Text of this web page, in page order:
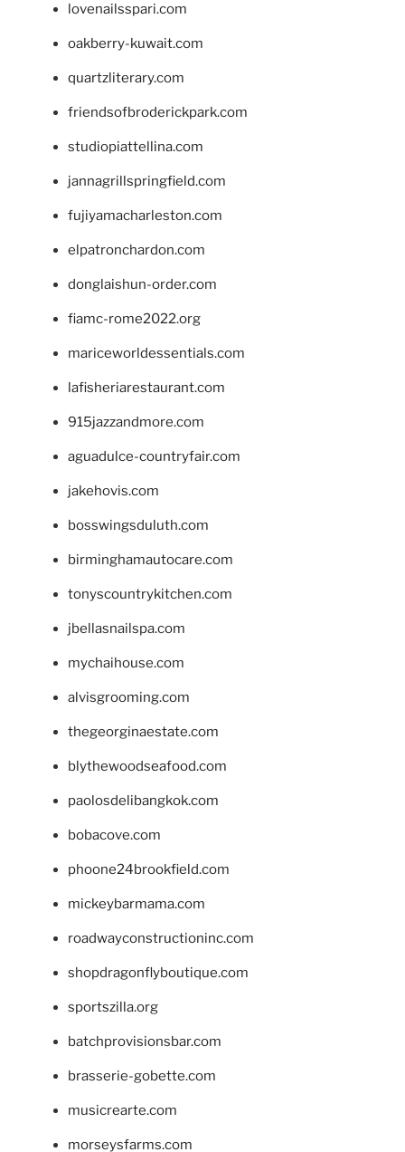
lovenailsspari.com
oakberry-kuwait.com
quartzliterary.com
friendsofbroderickpark.com
studiopiattellina.com
jannagrillspringfield.com
fujiyamacharleston.com
elpatronchardon.com
donglaishun-order.com
fiamc-rome2022.org
mariceworldessentials.com
lafisheriarestaurant.com
915jazzandmore.com
aguadulce-countryfair.com
jakehovis.com
bosswingsduluth.com
birminghamautocare.com
tonyscountrykitchen.com
jbellasnailspa.com
mychaihouse.com
alvisgrooming.com
thegeorginaestate.com
blythewoodseafood.com
paolosdelibangkok.com
bobacove.com
phoone24brookfield.com
mickeybarmama.com
roadwayconstructioninc.com
shopdragonflyboutique.com
sportszilla.org
batchprovisionsbar.com
brasserie-gobette.com
musicrearte.com
morseysfarms.com